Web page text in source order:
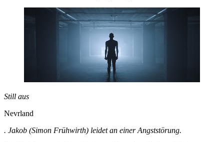
Still aus
Nevrland
. Jakob (Simon Frühwirth) leidet an einer Angststörung.